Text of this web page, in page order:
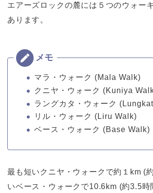
エアーズロックの麓には５つのウォー
あります。
マラ・ウォーク (Mala Walk)
クニヤ・ウォーク (Kuniya
ラングカタ・ウォーク
リル・ウォーク (Liru Walk)
ベース・ウォーク (Base Walk)
最も短いクニヤ・ウォークで約１km (
いベース・ウォークで10.6km (約3.5時